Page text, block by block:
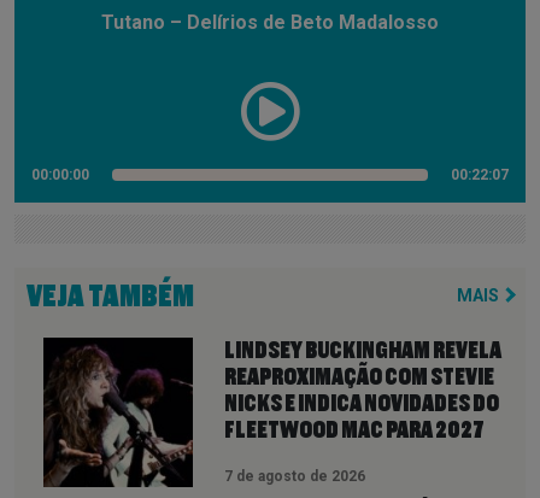
Tutano – Delírios de Beto Madalosso
00:00:00 00:22:07
VEJA TAMBÉM MAIS
LINDSEY BUCKINGHAM REVELA
REAPROXIMAÇÃO COM STEVIE
NICKS E INDICA NOVIDADES DO
FLEETWOOD MAC PARA 2027
7 de agosto de 2026